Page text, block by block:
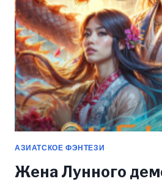
АЗИАТСКОЕ ФЭНТЕЗИ
Жена Лунного